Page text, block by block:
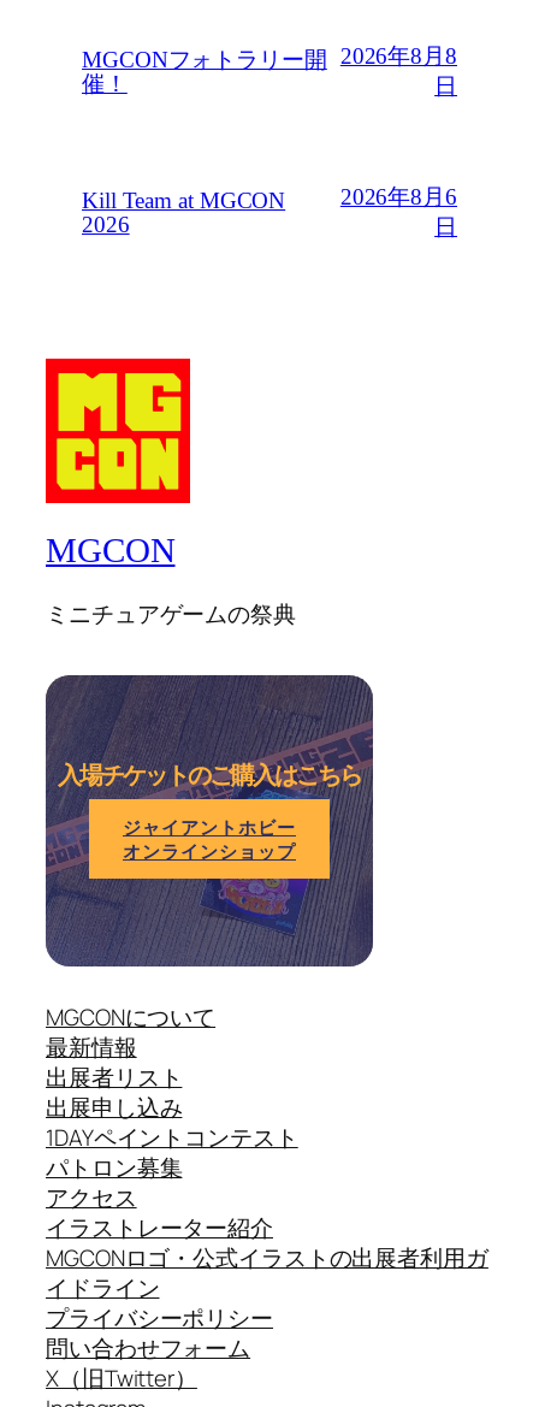
MGCONフォトラリー開
催！
2026年8月8
日
Kill Team at MGCON
2026
2026年8月6
日
MGCON
ミニチュアゲームの祭典
入場チケットのご購入はこちら
ジャイアントホビー
オンラインショップ
MGCONについて
最新情報
出展者リスト
出展申し込み
1DAYペイントコンテスト
パトロン募集
アクセス
イラストレーター紹介
MGCONロゴ・公式イラストの出展者利用ガ
イドライン
プライバシーポリシー
問い合わせフォーム
X（旧Twitter）